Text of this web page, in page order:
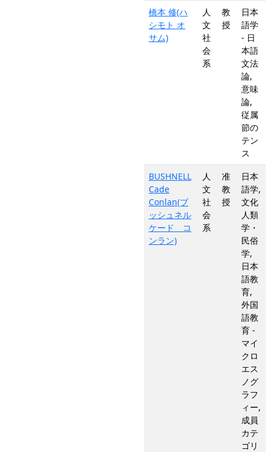
橋本 修(ハ
シモト オ
サム)
人
文
社
会
系
教
授
日本
語学
- 日
本語
文法
論,
意味
論,
従属
節の
テン
ス
BUSHNELL
Cade
Conlan(ブ
ッシュネル
ケード コ
ンラン)
人
文
社
会
系
准
教
授
日本
語学,
文化
人類
学・
民俗
学,
日本
語教
育,
外国
語教
育 -
マイ
クロ
エス
ノグ
ラフ
ィー,
成員
カテ
ゴリ